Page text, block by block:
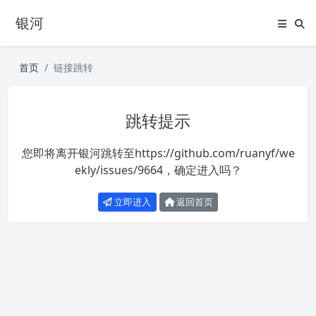
银河
首页 链接跳转
跳转提示
您即将离开银河跳转至https://github.com/ruanyf/we
ekly/issues/9664，确定进入吗？
立即进入 返回首页